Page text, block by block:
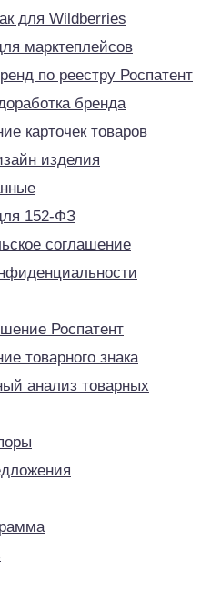
для Wildberries
марктеплейсов
по реестру Роспатент
бренда
карточек товаров
изделия
152-ФЗ
соглашение
Роспатент
товарного знака
анализ товарных